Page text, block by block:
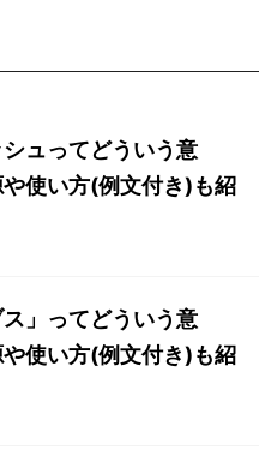
ュってどういう意
使い方(例文付き)も紹
ス」ってどういう意
使い方(例文付き)も紹